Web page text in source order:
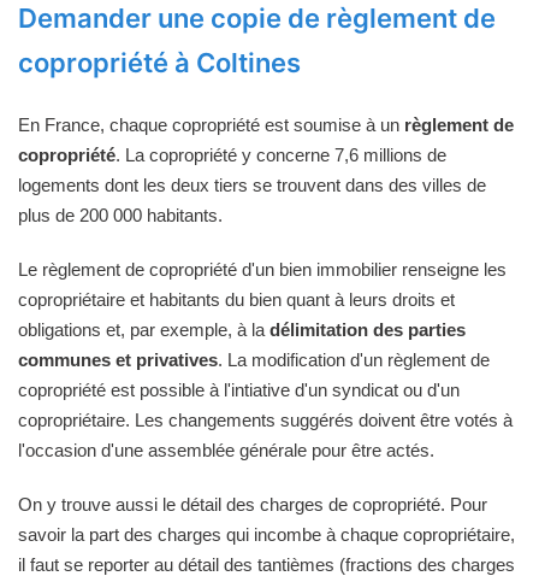
Demander une copie de règlement de
copropriété à Coltines
En France, chaque copropriété est soumise à un règlement de
copropriété. La copropriété y concerne 7,6 millions de
logements dont les deux tiers se trouvent dans des villes de
plus de 200 000 habitants.
Le règlement de copropriété d'un bien immobilier renseigne les
copropriétaire et habitants du bien quant à leurs droits et
obligations et, par exemple, à la délimitation des parties
communes et privatives. La modification d'un règlement de
copropriété est possible à l'intiative d'un syndicat ou d'un
copropriétaire. Les changements suggérés doivent être votés à
l'occasion d'une assemblée générale pour être actés.
On y trouve aussi le détail des charges de copropriété. Pour
savoir la part des charges qui incombe à chaque copropriétaire,
il faut se reporter au détail des tantièmes (fractions des charges